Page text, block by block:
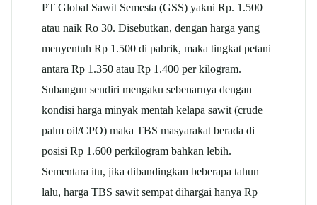
PT Global Sawit Semesta (GSS) yakni Rp. 1.500
atau naik Ro 30. Disebutkan, dengan harga yang
menyentuh Rp 1.500 di pabrik, maka tingkat petani
antara Rp 1.350 atau Rp 1.400 per kilogram.
Subangun sendiri mengaku sebenarnya dengan
kondisi harga minyak mentah kelapa sawit (crude
palm oil/CPO) maka TBS masyarakat berada di
posisi Rp 1.600 perkilogram bahkan lebih.
Sementara itu, jika dibandingkan beberapa tahun
lalu, harga TBS sawit sempat dihargai hanya Rp